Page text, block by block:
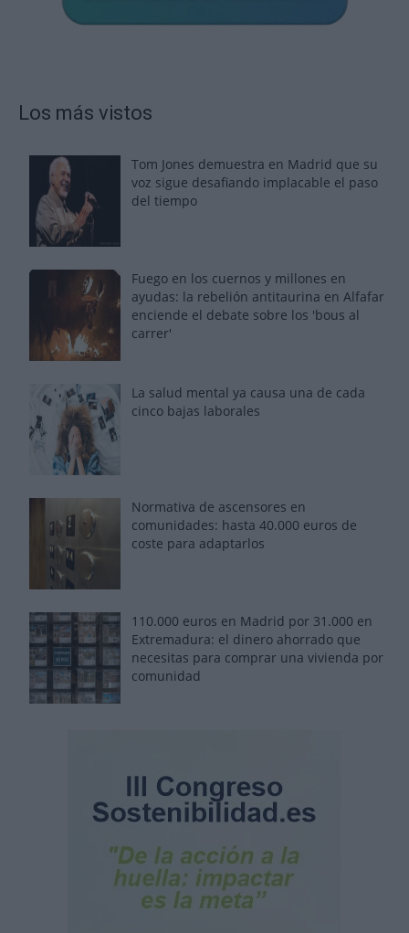
Los más vistos
Tom Jones demuestra en Madrid que su
voz sigue desafiando implacable el paso
del tiempo
Fuego en los cuernos y millones en
ayudas: la rebelión antitaurina en Alfafar
enciende el debate sobre los 'bous al
carrer'
La salud mental ya causa una de cada
cinco bajas laborales
Normativa de ascensores en
comunidades: hasta 40.000 euros de
coste para adaptarlos
110.000 euros en Madrid por 31.000 en
Extremadura: el dinero ahorrado que
necesitas para comprar una vivienda por
comunidad